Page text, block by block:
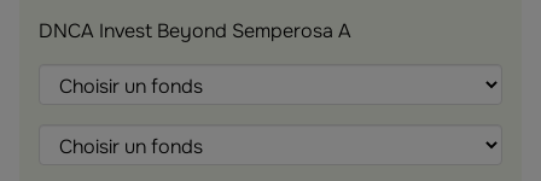
DNCA Invest Beyond Semperosa A